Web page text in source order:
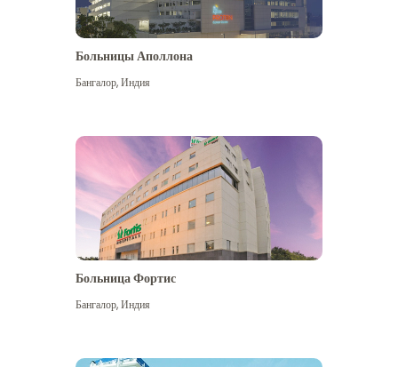
Посмотреть больше
Больницы Аполлона
Бангалор,Индия
Больница Фортис
Бангалор,Индия